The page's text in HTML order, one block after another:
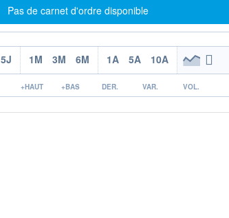
Message d'information
Pas de carnet d'ordre disponible
5J 1M 3M 6M 1A 5A 10A
+HAUT +BAS DER. VAR. VOL.